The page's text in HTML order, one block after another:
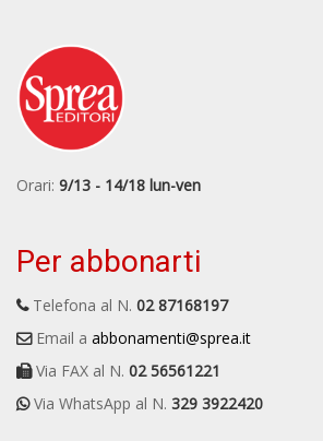
Orari: 9/13 - 14/18 lun-ven
Per abbonarti
Telefona al N. 02 87168197
Email a abbonamenti@sprea.it
Via FAX al N. 02 56561221
Via WhatsApp al N. 329 3922420